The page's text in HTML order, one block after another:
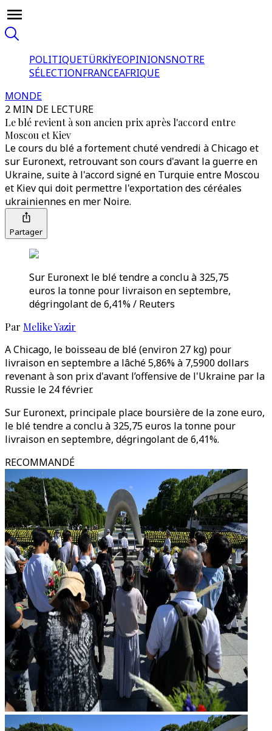
POLITIQUETÜRKİYEOPINIONSNOTRE
SÉLECTIONFRANCEAFRIQUE
MONDE
2 MIN DE LECTURE
Le blé revient à son ancien prix après l'accord entre
Moscou et Kiev
Le cours du blé a fortement chuté vendredi à Chicago et
sur Euronext, retrouvant son cours d'avant la guerre en
Ukraine, suite à l'accord signé en Turquie entre Moscou
et Kiev qui doit permettre l'exportation des céréales
ukrainiennes en mer Noire.
Partager
Sur Euronext le blé tendre a conclu à 325,75
euros la tonne pour livraison en septembre,
dégringolant de 6,41% / Reuters
Par Melike Yazir
A Chicago, le boisseau de blé (environ 27 kg) pour
livraison en septembre a lâché 5,86% à 7,5900 dollars
revenant à son prix d'avant l’offensive de l'Ukraine par la
Russie le 24 février.
Sur Euronext, principale place boursière de la zone euro,
le blé tendre a conclu à 325,75 euros la tonne pour
livraison en septembre, dégringolant de 6,41%.
RECOMMANDÉ